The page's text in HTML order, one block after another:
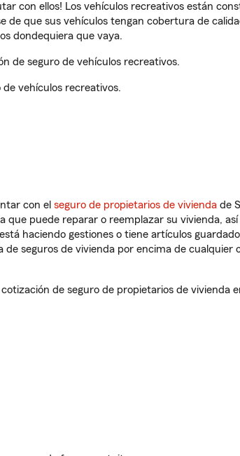
con ellos! Los vehículos recreativos están
de que sus vehículos tengan cobertura de
dondequiera que vaya.
de seguro de vehículos recreativos.
vehículos recreativos.
con el seguro de propietarios de vivienda de
que puede reparar o reemplazar su vivienda, así
haciendo gestiones o tiene artículos
seguros de vivienda por encima de cualquier
de seguro de propietarios de vivienda